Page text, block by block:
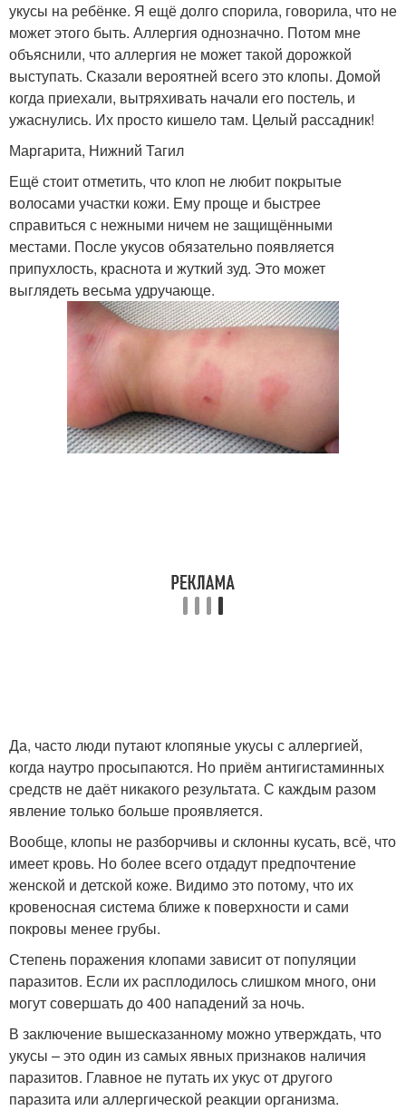
укусы на ребёнке. Я ещё долго спорила, говорила, что не
может этого быть. Аллергия однозначно. Потом мне
объяснили, что аллергия не может такой дорожкой
выступать. Сказали вероятней всего это клопы. Домой
когда приехали, вытряхивать начали его постель, и
ужаснулись. Их просто кишело там. Целый рассадник!
Маргарита, Нижний Тагил
Ещё стоит отметить, что клоп не любит покрытые
волосами участки кожи. Ему проще и быстрее
справиться с нежными ничем не защищёнными
местами. После укусов обязательно появляется
припухлость, краснота и жуткий зуд. Это может
выглядеть весьма удручающе.
Да, часто люди путают клопяные укусы с аллергией,
когда наутро просыпаются. Но приём антигистаминных
средств не даёт никакого результата. С каждым разом
явление только больше проявляется.
Вообще, клопы не разборчивы и склонны кусать, всё, что
имеет кровь. Но более всего отдадут предпочтение
женской и детской коже. Видимо это потому, что их
кровеносная система ближе к поверхности и сами
покровы менее грубы.
Степень поражения клопами зависит от популяции
паразитов. Если их расплодилось слишком много, они
могут совершать до 400 нападений за ночь.
В заключение вышесказанному можно утверждать, что
укусы – это один из самых явных признаков наличия
паразитов. Главное не путать их укус от другого
паразита или аллергической реакции организма.